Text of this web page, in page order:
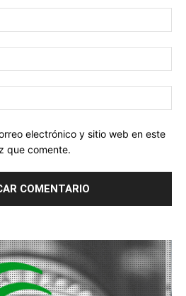
electrónico y sitio web en este
que comente.